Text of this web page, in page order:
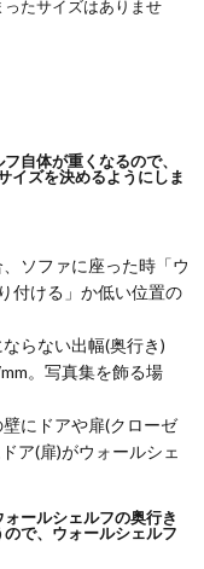
たサイズはありませ
自体が重くなるので、
イズを決めるようにしま
ソファに座った時「ウ
付ける」か低い位置の
らない出幅(奥行き)
。写真集を飾る場
にドアや扉(クローゼ
ア(扉)がウォールシェ
ォールシェルフの奥行き
で、ウォールシェルフ